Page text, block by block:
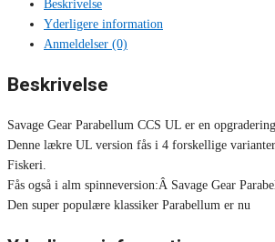
Beskrivelse
Yderligere information
Anmeldelser (0)
Beskrivelse
Savage Gear Parabellum CCS UL er en
Denne lækre UL version fås i 4 forskellige
Fiskeri.
Fås også i alm spinneversion:Â Savage Gear
Den super populære klassiker Parabellum er nu